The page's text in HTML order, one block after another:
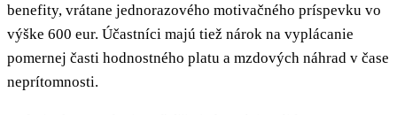
benefity, vrátane jednorazového motivačného príspevku vo
výške 600 eur. Účastníci majú tiež nárok na vyplácanie
pomernej časti hodnostného platu a mzdových náhrad v čase
neprítomnosti.